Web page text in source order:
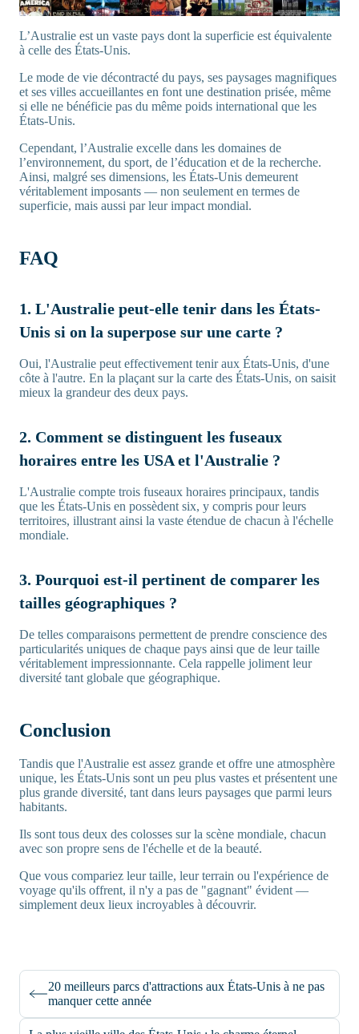
L’Australie est un vaste pays dont la superficie est équivalente
à celle des États-Unis.
Le mode de vie décontracté du pays, ses paysages magnifiques
et ses villes accueillantes en font une destination prisée, même
si elle ne bénéficie pas du même poids international que les
États-Unis.
Cependant, l’Australie excelle dans les domaines de
l’environnement, du sport, de l’éducation et de la recherche.
Ainsi, malgré ses dimensions, les États-Unis demeurent
véritablement imposants — non seulement en termes de
superficie, mais aussi par leur impact mondial.
FAQ
1. L'Australie peut-elle tenir dans les États-
Unis si on la superpose sur une carte ?
Oui, l'Australie peut effectivement tenir aux États-Unis, d'une
côte à l'autre. En la plaçant sur la carte des États-Unis, on saisit
mieux la grandeur des deux pays.
2. Comment se distinguent les fuseaux
horaires entre les USA et l'Australie ?
L'Australie compte trois fuseaux horaires principaux, tandis
que les États-Unis en possèdent six, y compris pour leurs
territoires, illustrant ainsi la vaste étendue de chacun à l'échelle
mondiale.
3. Pourquoi est-il pertinent de comparer les
tailles géographiques ?
De telles comparaisons permettent de prendre conscience des
particularités uniques de chaque pays ainsi que de leur taille
véritablement impressionnante. Cela rappelle joliment leur
diversité tant globale que géographique.
Conclusion
Tandis que l'Australie est assez grande et offre une atmosphère
unique, les États-Unis sont un peu plus vastes et présentent une
plus grande diversité, tant dans leurs paysages que parmi leurs
habitants.
Ils sont tous deux des colosses sur la scène mondiale, chacun
avec son propre sens de l'échelle et de la beauté.
Que vous compariez leur taille, leur terrain ou l'expérience de
voyage qu'ils offrent, il n'y a pas de "gagnant" évident —
simplement deux lieux incroyables à découvrir.
20 meilleurs parcs d'attractions aux États-Unis à ne pas
manquer cette année